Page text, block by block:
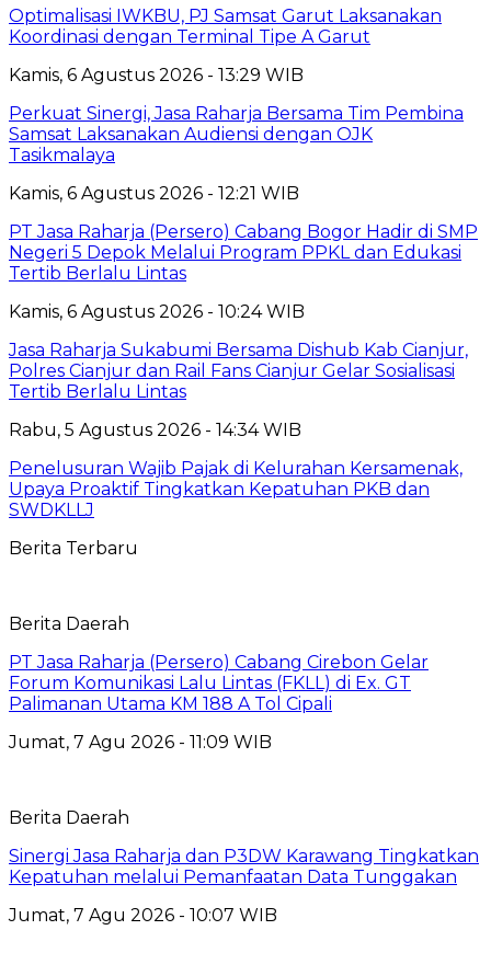
Optimalisasi IWKBU, PJ Samsat Garut Laksanakan
Koordinasi dengan Terminal Tipe A Garut
Kamis, 6 Agustus 2026 - 13:29 WIB
Perkuat Sinergi, Jasa Raharja Bersama Tim Pembina
Samsat Laksanakan Audiensi dengan OJK
Tasikmalaya
Kamis, 6 Agustus 2026 - 12:21 WIB
PT Jasa Raharja (Persero) Cabang Bogor Hadir di SMP
Negeri 5 Depok Melalui Program PPKL dan Edukasi
Tertib Berlalu Lintas
Kamis, 6 Agustus 2026 - 10:24 WIB
Jasa Raharja Sukabumi Bersama Dishub Kab Cianjur,
Polres Cianjur dan Rail Fans Cianjur Gelar Sosialisasi
Tertib Berlalu Lintas
Rabu, 5 Agustus 2026 - 14:34 WIB
Penelusuran Wajib Pajak di Kelurahan Kersamenak,
Upaya Proaktif Tingkatkan Kepatuhan PKB dan
SWDKLLJ
Berita Terbaru
Berita Daerah
PT Jasa Raharja (Persero) Cabang Cirebon Gelar
Forum Komunikasi Lalu Lintas (FKLL) di Ex. GT
Palimanan Utama KM 188 A Tol Cipali
Jumat, 7 Agu 2026 - 11:09 WIB
Berita Daerah
Sinergi Jasa Raharja dan P3DW Karawang Tingkatkan
Kepatuhan melalui Pemanfaatan Data Tunggakan
Jumat, 7 Agu 2026 - 10:07 WIB